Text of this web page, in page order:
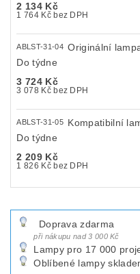
2 134 Kč
1 764 Kč bez DPH
ABLST-31-04 Originální
Do týdne
3 724 Kč
3 078 Kč bez DPH
ABLST-31-05 Kompatibilní
Do týdne
2 209 Kč
1 826 Kč bez DPH
Doprava zdarma
při nákupu nad 3 000 Kč
Lampy pro 17 000
Oblíbené lampy